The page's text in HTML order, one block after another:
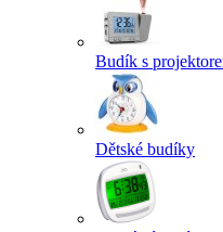
Budík s
Dětské budíky